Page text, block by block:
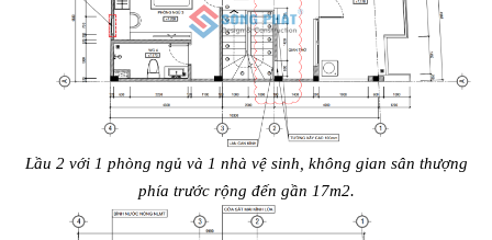
Lầu 2 với 1 phòng ngủ và 1 nhà vệ sinh, không gian sân thượng
phía trước rộng đến gần 17m2.